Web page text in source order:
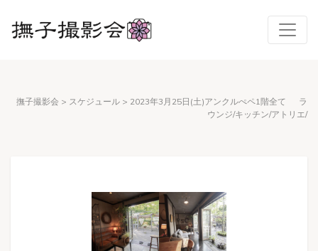
撫子撮影会 > スケジュール > 2023年3月25日(土)アンクルぺペ1階全て ラ
ウンジ/キッチン/アトリエ/